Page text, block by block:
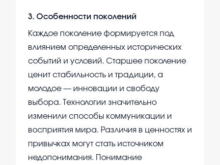
3. Особенности поколений
Каждое поколение формируется под
влиянием определенных исторических
событий и условий. Старшее поколение
ценит стабильность и традиции, а
молодое — инновации и свободу
выбора. Технологии значительно
изменили способы коммуникации и
восприятия мира. Различия в ценностях и
привычках могут стать источником
недопонимания. Понимание